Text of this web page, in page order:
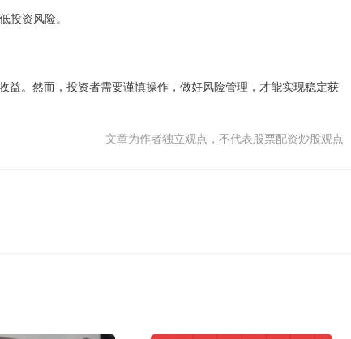
投资风险。
。然而，投资者需要谨慎操作，做好风险管理，才能实现稳定获
文章为作者独立观点，不代表股票配资炒股观点